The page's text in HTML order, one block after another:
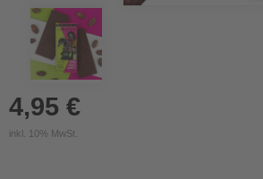
4,95 €
inkl. 10% MwSt.